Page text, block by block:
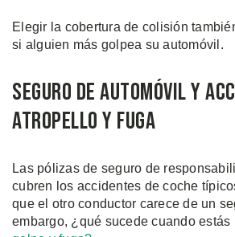
Elegir la cobertura de colisión
si alguien más golpea su automóvil.
Seguro de Automóvil y
Atropello Y Fuga
Las pólizas de seguro de
cubren los accidentes de coche
que el otro conductor carece de un
embargo, ¿qué sucede cuando estás